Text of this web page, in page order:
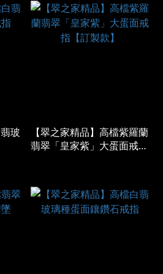
玻
【翠之家精品】高檔紫羅蘭
翡翠「皇家紫」大蛋面戒指